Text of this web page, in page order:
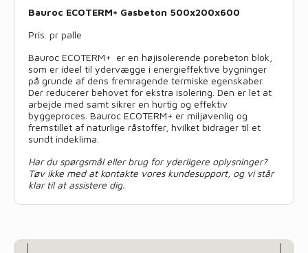
Bauroc ECOTERM+ Gasbeton 500x200x600
Pris. pr palle
Bauroc ECOTERM+ er en højisolerende porebeton blok,
som er ideel til ydervægge i energieffektive bygninger
på grunde af dens fremragende termiske egenskaber.
Der reducerer behovet for ekstra isolering. Den er let at
arbejde med samt sikrer en hurtig og effektiv
byggeproces. Bauroc ECOTERM+ er miljøvenlig og
fremstillet af naturlige råstoffer, hvilket bidrager til et
sundt indeklima.
Har du spørgsmål eller brug for yderligere oplysninger?
Tøv ikke med at kontakte vores kundesupport, og vi står
klar til at assistere dig.